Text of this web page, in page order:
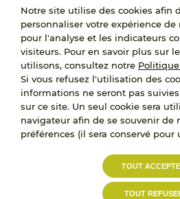
Notre site utilise des cookies afin
personnaliser votre expérience
pour l'analyse et les indicateurs
visiteurs. Pour en savoir plus sur
utilisons, consultez notre
Si vous refusez l'utilisation des
informations ne seront pas
sur ce site. Un seul cookie sera
navigateur afin de se souvenir de
préférences (il sera conservé pour
TOUT
TOUT
janvier 2023, a pour objet d’assurer les
119, d’accompagnement des adoptants
demandes d’accès aux origines
Protégée est également un
l’ensemble des professionnels, ainsi
politique publique à travers le soutien à
nationaux.
L’État, les Départements
service de la prévention
l’enfance.